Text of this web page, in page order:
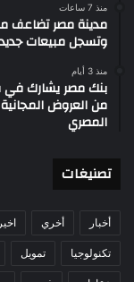
منذ 7 ساعات
وتسجل مبيعات جديدة بقيمة
منذ 3 أيام
بنك مصر يشارك في
من العروض
المصري
تصنيغات
أخبار أخري
تكنولوجيا تمويل